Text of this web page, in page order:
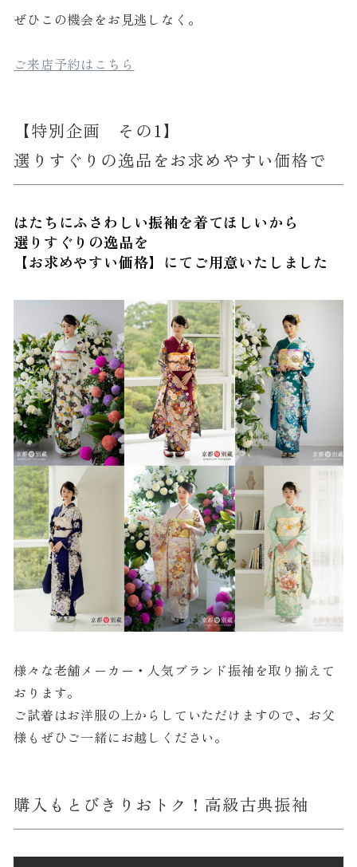
ぜひこの機会をお見逃しなく。
ご来店予約はこちら
【特別企画 その1】
選りすぐりの逸品をお求めやすい価格で
はたちにふさわしい振袖を着てほしいから
選りすぐりの逸品を
【お求めやすい価格】にてご用意いたしました
様々な老舗メーカー・人気ブランド振袖を取り揃えて
おります。
ご試着はお洋服の上からしていただけますので、お父
様もぜひご一緒にお越しください。
購入もとびきりおトク！高級古典振袖